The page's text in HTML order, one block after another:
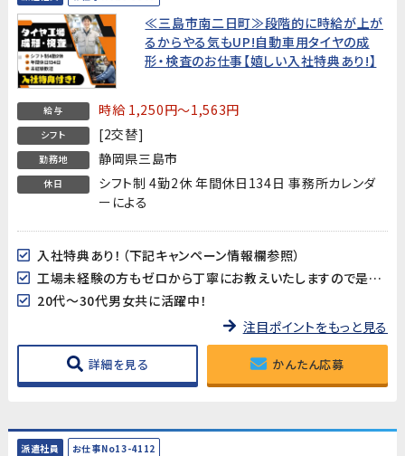
≪三島市南二日町≫段階的に時給が上が
るからやる気もUP!自動車用タイヤの成
形・検査のお仕事【嬉しい入社特典あり!】
給与 時給 1,250円～1,563円
シフト [2交替]
勤務地 静岡県三島市
休日
シフト制 4勤2休 年間休日134日 事務所カレンダ
ーによる
入社特典あり！（下記キャンペーン情報欄参照）
工場未経験の方もゼロから丁寧にお教えいたしますので是非チャレンジしてみてください！
20代～30代男女共に活躍中！
注目ポイントをもっと見る
詳細を見る かんたん応募
派遣社員 お仕事No13-4112